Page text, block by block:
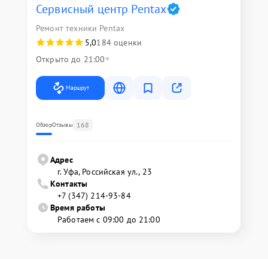
Сервисный центр Pentax
Ремонт техники Pentax
5,0184 оценки
Открыто до 21:00
Маршрут
ОбзорОтзывы 168
Адрес
г. Уфа, Российская ул., 23
Контакты
+7 (347) 214-93-84
Время работы
Работаем с 09:00 до 21:00